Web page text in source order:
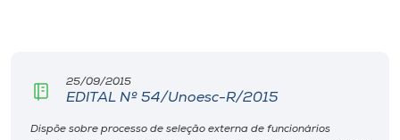
Biblioteca25/09/2015
EDITAL Nº 54/Unoesc-R/2015
Dispõe sobre processo de seleção externa de funcionários